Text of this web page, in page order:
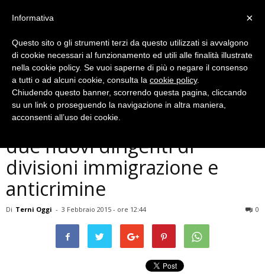
Cronaca
Questura di Terni: arrivati
due nuovi dirigenti di
divisioni immigrazione e
anticrimine
Di Terni Oggi - 3 Febbraio 2015 - ore 12:44 0
×
Informativa
Questo sito o gli strumenti terzi da questo utilizzati si avvalgono
di cookie necessari al funzionamento ed utili alle finalità illustrate
nella cookie policy. Se vuoi saperne di più o negare il consenso
a tutti o ad alcuni cookie, consulta la cookie policy.
Chiudendo questo banner, scorrendo questa pagina, cliccando
su un link o proseguendo la navigazione in altra maniera,
acconsenti all’uso dei cookie.